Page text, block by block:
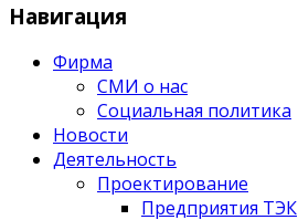
Навигация
Фирма
СМИ о нас
Социальная политика
Новости
Деятельность
Проектирование
Предприятия ТЭК